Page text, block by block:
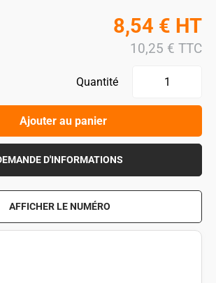
8,54 € HT
10,25 € TTC
Quantité
Ajouter au panier
D'INFORMATIONS
AFFICHER LE NUMÉRO